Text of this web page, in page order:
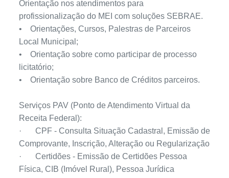
Orientação nos atendimentos para
profissionalização do MEI com soluções SEBRAE.
• Orientações, Cursos, Palestras de Parceiros
Local Municipal;
• Orientação sobre como participar de processo
licitatório;
• Orientação sobre Banco de Créditos parceiros.
Serviços PAV (Ponto de Atendimento Virtual da
Receita Federal):
·
CPF - Consulta Situação Cadastral, Emissão de
Comprovante, Inscrição, Alteração ou Regularização
·
Certidões - Emissão de Certidões Pessoa
Física, CIB (Imóvel Rural), Pessoa Jurídica